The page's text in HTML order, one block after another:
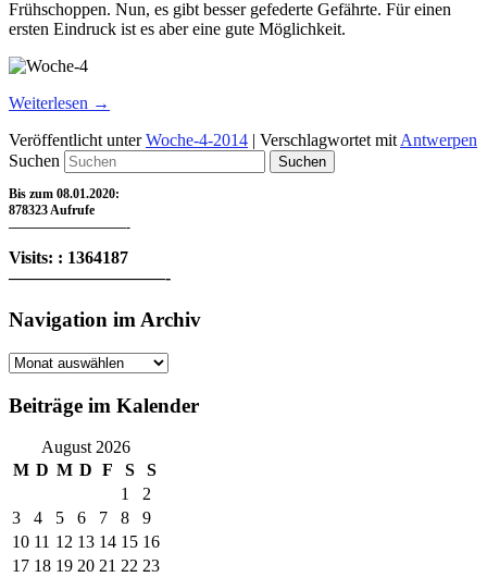
Frühschoppen. Nun, es gibt besser gefederte Gefährte. Für einen
ersten Eindruck ist es aber eine gute Möglichkeit.
Weiterlesen →
Veröffentlicht unter Woche-4-2014 | Verschlagwortet mit Antwerpen
Suchen
Bis zum 08.01.2020:
878323 Aufrufe
—————————-
Visits: : 1364187
—————————-
Navigation im Archiv
Navigation
Archiv
Beiträge im Kalender
August 2026
M D M D F S
S
1
2
3
4 5 6 7 8
9
10 11 12 13 14 15 16
17 18 19 20 21 22 23